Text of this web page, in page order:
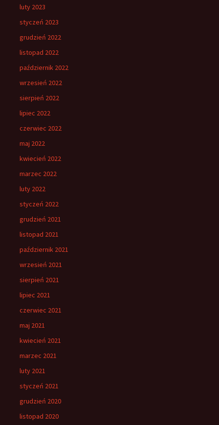
luty 2023
styczeń 2023
grudzień 2022
listopad 2022
październik 2022
wrzesień 2022
sierpień 2022
lipiec 2022
czerwiec 2022
maj 2022
kwiecień 2022
marzec 2022
luty 2022
styczeń 2022
grudzień 2021
listopad 2021
październik 2021
wrzesień 2021
sierpień 2021
lipiec 2021
czerwiec 2021
maj 2021
kwiecień 2021
marzec 2021
luty 2021
styczeń 2021
grudzień 2020
listopad 2020